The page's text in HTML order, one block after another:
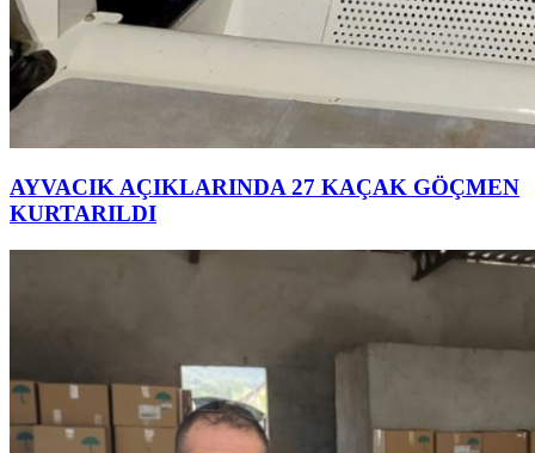
AYVACIK AÇIKLARINDA 27 KAÇAK GÖÇMEN
KURTARILDI